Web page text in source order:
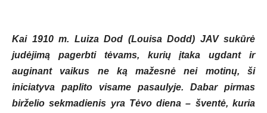
Kai 1910 m. Luiza Dod (Louisa Dodd) JAV sukūrė
judėjimą pagerbti tėvams, kurių įtaka ugdant ir
auginant vaikus ne ką mažesnė nei motinų, ši
iniciatyva paplito visame pasaulyje. Dabar pirmas
birželio sekmadienis yra Tėvo diena – šventė, kuria